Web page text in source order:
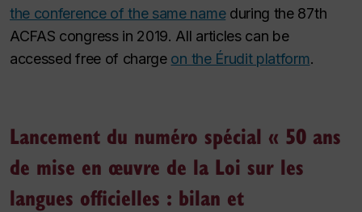
the conference of the same nameduring the 87th
ACFAS congress in 2019. All articles can be
accessed free of charge on the Érudit platform.
Lancement du numéro spécial « 50 ans
de mise en œuvre de la Loi sur les
langues officielles : bilan et